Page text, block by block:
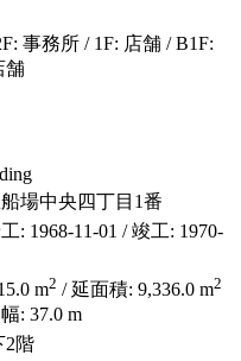
事務所 / 1F: 店舗 / B1F:
舗
場中央四丁目1番
: 1968-11-01 / 竣工: 1970-
m2 / 延面積: 9,336.0 m2
: 37.0 m
2階